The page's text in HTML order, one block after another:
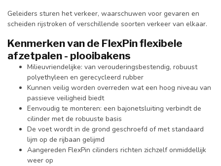
Geleiders sturen het verkeer, waarschuwen voor gevaren en
scheiden rijstroken of verschillende soorten verkeer van elkaar.
Kenmerken van de FlexPin flexibele
afzetpalen - plooibakens
Milieuvriendelijke: van verouderingsbestendig, robuust
polyethyleen en gerecycleerd rubber
Kunnen veilig worden overreden wat een hoog niveau van
passieve veiligheid biedt
Eenvoudig te monteren: een bajonetsluiting verbindt de
cilinder met de robuuste basis
De voet wordt in de grond geschroefd of met standaard
lijm op de rijbaan gelijmd
Aangereden FlexPin cilinders richten zichzelf onmiddellijk
weer op